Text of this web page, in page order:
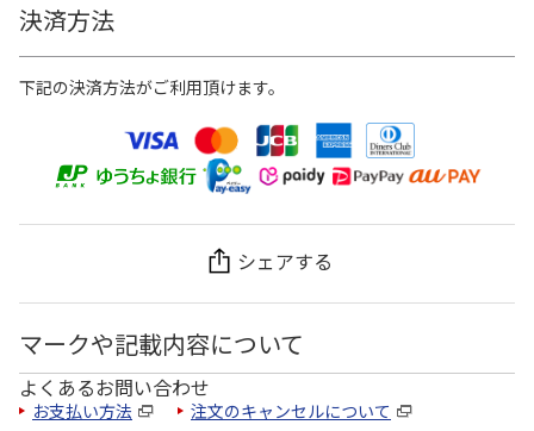
決済方法
下記の決済方法がご利用頂けます。
シェアする
マークや記載内容について
よくあるお問い合わせ
お支払い方法 注文のキャンセルについて